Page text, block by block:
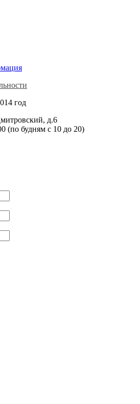
год
д.6
(по будням c 10 до 20)